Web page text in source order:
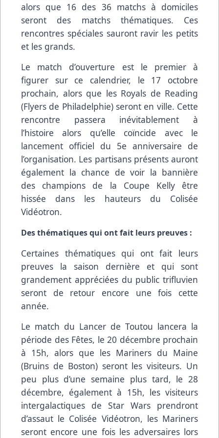
alors que 16 des 36 matchs à domiciles
seront des matchs thématiques. Ces
rencontres spéciales sauront ravir les petits
et les grands.
Le match d’ouverture est le premier à
figurer sur ce calendrier, le 17 octobre
prochain, alors que les Royals de Reading
(Flyers de Philadelphie) seront en ville. Cette
rencontre passera inévitablement à
l’histoire alors qu’elle coïncide avec le
lancement officiel du 5e anniversaire de
l’organisation. Les partisans présents auront
également la chance de voir la bannière
des champions de la Coupe Kelly être
hissée dans les hauteurs du Colisée
Vidéotron.
Des thématiques qui ont fait leurs preuves :
Certaines thématiques qui ont fait leurs
preuves la saison dernière et qui sont
grandement appréciées du public trifluvien
seront de retour encore une fois cette
année.
Le match du Lancer de Toutou lancera la
période des Fêtes, le 20 décembre prochain
à 15h, alors que les Mariners du Maine
(Bruins de Boston) seront les visiteurs. Un
peu plus d’une semaine plus tard, le 28
décembre, également à 15h, les visiteurs
intergalactiques de Star Wars prendront
d’assaut le Colisée Vidéotron, les Mariners
seront encore une fois les adversaires lors